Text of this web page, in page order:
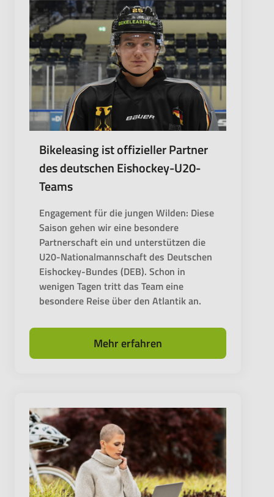
Bikeleasing ist offizieller Partner
des deutschen Eishockey-U20-
Teams
Engagement für die jungen Wilden: Diese
Saison gehen wir eine besondere
Partnerschaft ein und unterstützen die
U20-Nationalmannschaft des Deutschen
Eishockey-Bundes (DEB). Schon in
wenigen Tagen tritt das Team eine
besondere Reise über den Atlantik an.
Mehr erfahren